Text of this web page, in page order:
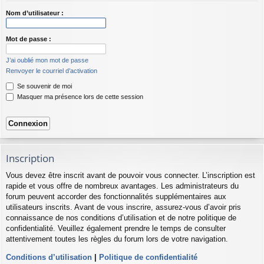
Nom d’utilisateur :
Mot de passe :
J’ai oublié mon mot de passe
Renvoyer le courriel d’activation
Se souvenir de moi
Masquer ma présence lors de cette session
Inscription
Vous devez être inscrit avant de pouvoir vous connecter. L’inscription est
rapide et vous offre de nombreux avantages. Les administrateurs du
forum peuvent accorder des fonctionnalités supplémentaires aux
utilisateurs inscrits. Avant de vous inscrire, assurez-vous d’avoir pris
connaissance de nos conditions d’utilisation et de notre politique de
confidentialité. Veuillez également prendre le temps de consulter
attentivement toutes les règles du forum lors de votre navigation.
Conditions d’utilisation | Politique de confidentialité